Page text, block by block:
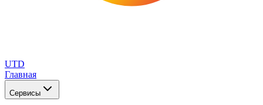
UTD
Главная
Сервисы